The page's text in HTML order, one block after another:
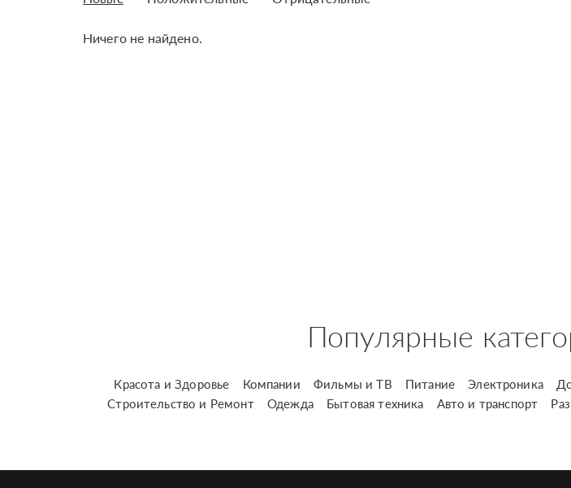
Ничего не найдено.
Популярные
Красота и Здоровье Компании Фильмы и ТВ Питание Электроника
Строительство и Ремонт
Одежда Бытовая техника Авто и транспорт